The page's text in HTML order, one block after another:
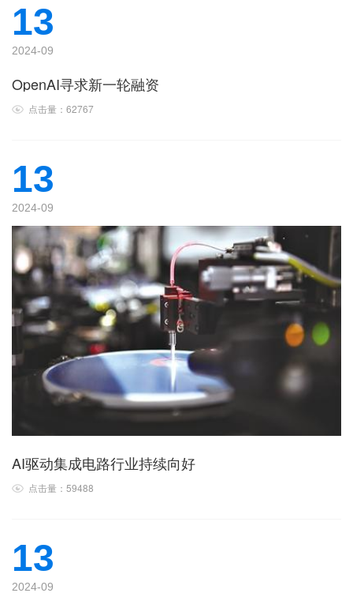
13
2024-09
OpenAI寻求新一轮融资
点击量：62767
13
2024-09
AI驱动集成电路行业持续向好
点击量：59488
13
2024-09